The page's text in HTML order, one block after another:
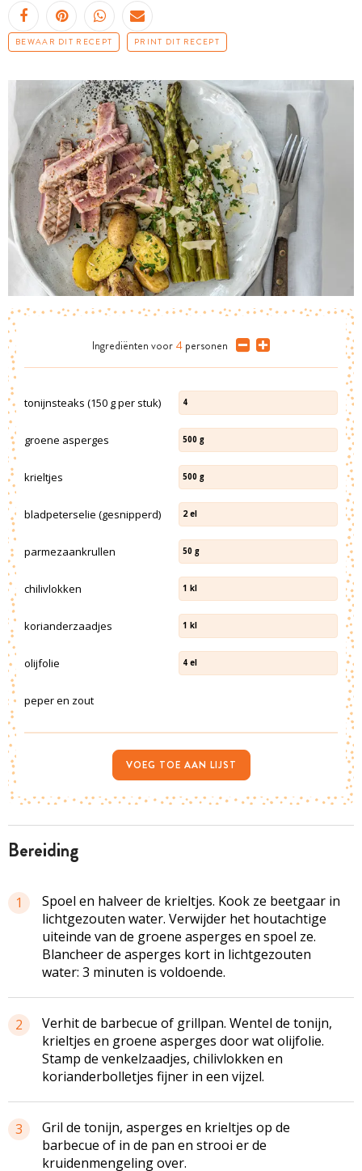
BEWAAR DIT RECEPT PRINT DIT RECEPT
bereiding
1
Spoel en halveer de krieltjes. Kook ze beetgaar in
lichtgezouten water. Verwijder het houtachtige
uiteinde van de groene asperges en spoel ze.
Blancheer de asperges kort in lichtgezouten
water: 3 minuten is voldoende.
2
Verhit de barbecue of grillpan. Wentel de tonijn,
krieltjes en groene asperges door wat olijfolie.
Stamp de venkelzaadjes, chilivlokken en
korianderbolletjes fijner in een vijzel.
3
Gril de tonijn, asperges en krieltjes op de
barbecue of in de pan en strooi er de
kruidenmengeling over.
Ingrediënten voor 4 personen
tonijnsteaks (150 g per stuk) 4
groene asperges 500 g
krieltjes 500 g
bladpeterselie (gesnipperd) 2 el
parmezaankrullen 50 g
chilivlokken 1 kl
korianderzaadjes 1 kl
olijfolie 4 el
peper en zout
VOEG TOE AAN LIJST